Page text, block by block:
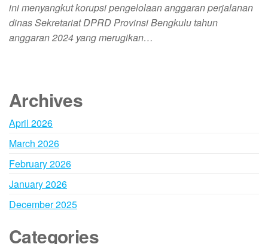
ini menyangkut korupsi pengelolaan anggaran perjalanan
dinas Sekretariat DPRD Provinsi Bengkulu tahun
anggaran 2024 yang merugikan…
Archives
April 2026
March 2026
February 2026
January 2026
December 2025
Categories